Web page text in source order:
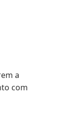
a
com